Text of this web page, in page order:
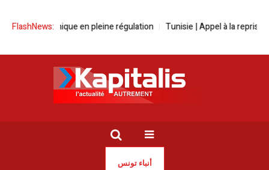
FlashNews:en pleine régulation Tunisie | Appel à la reprise des
أنباء تونس